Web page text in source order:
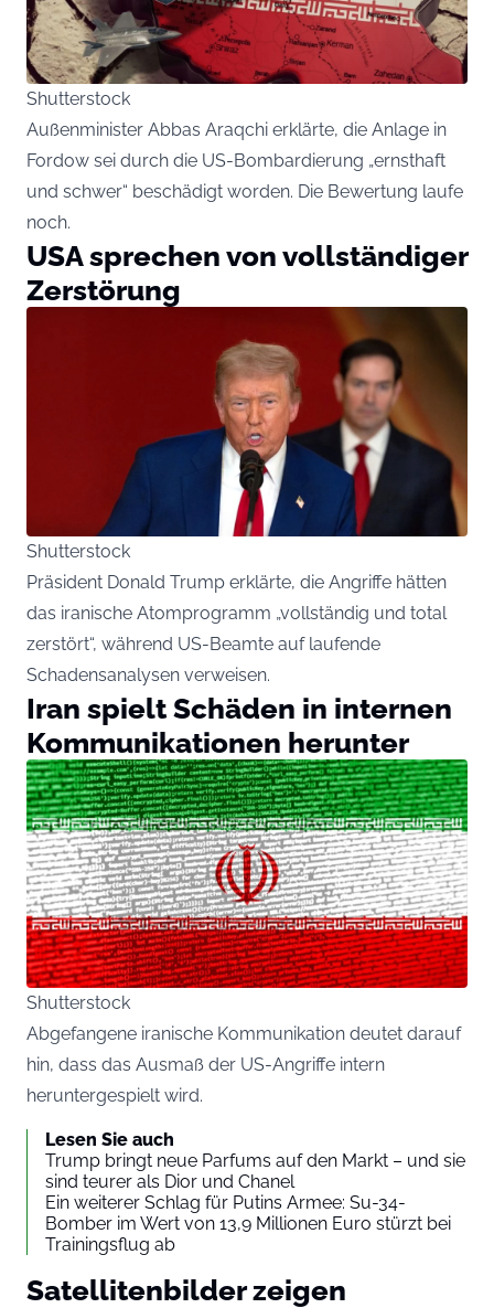
Shutterstock
Außenminister Abbas Araqchi erklärte, die Anlage in
Fordow sei durch die US-Bombardierung „ernsthaft
und schwer“ beschädigt worden. Die Bewertung laufe
noch.
USA sprechen von vollständiger
Zerstörung
Shutterstock
Präsident Donald Trump erklärte, die Angriffe hätten
das iranische Atomprogramm „vollständig und total
zerstört“, während US-Beamte auf laufende
Schadensanalysen verweisen.
Iran spielt Schäden in internen
Kommunikationen herunter
Shutterstock
Abgefangene iranische Kommunikation deutet darauf
hin, dass das Ausmaß der US-Angriffe intern
heruntergespielt wird.
Lesen Sie auch
Trump bringt neue Parfums auf den Markt – und sie
sind teurer als Dior und Chanel
Ein weiterer Schlag für Putins Armee: Su-34-
Bomber im Wert von 13,9 Millionen Euro stürzt bei
Trainingsflug ab
Satellitenbilder zeigen